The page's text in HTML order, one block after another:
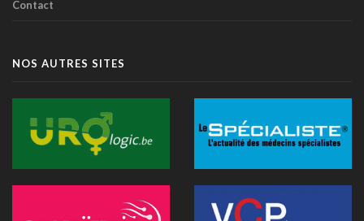
transparence
Littératie en santé digitale: une matinée d'information
TIM-HF3: l'IA vocale surpasse le suivi pondéral pour
anticiper la décompensation cardiaque
10 juillet 2026 - 12:25
dans la diffusion d'informations
Contact
NOS AUTRES SITES